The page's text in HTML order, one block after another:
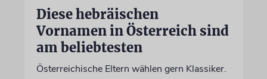
Diese hebräischen
Vornamen in Österreich sind
am beliebtesten
Österreichische Eltern wählen gern Klassiker.